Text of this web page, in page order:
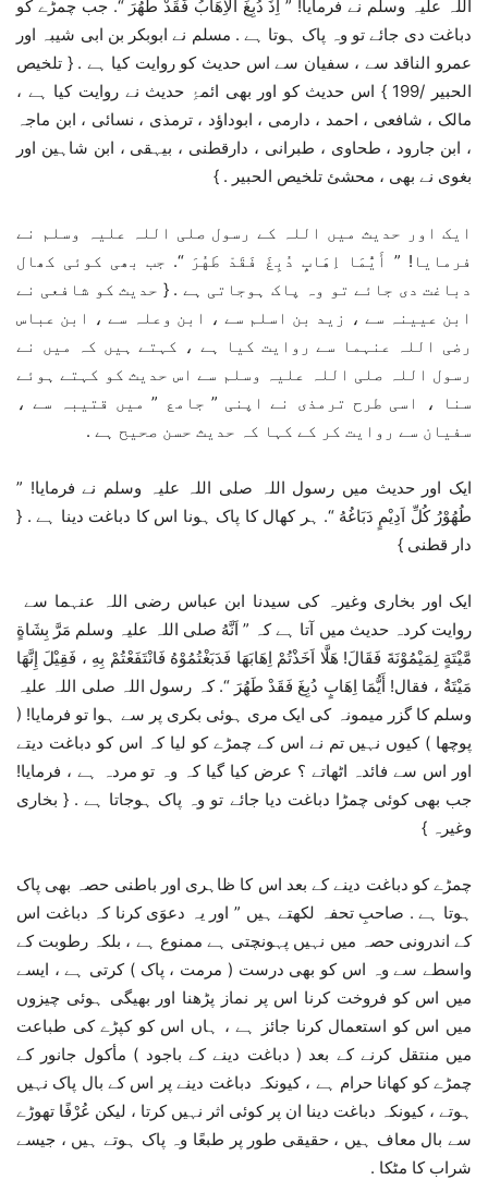
اللہ علیہ وسلم نے فرمایا! ” اِذَ دُبِغَ الْاِهَابُ فَقَدْ طَهُرَ “. جب چمڑے کو
دباغت دی جائے تو وہ پاک ہوتا ہے . مسلم نے ابوبکر بن ابی شیبہ اور
عمرو الناقد سے ، سفیان سے اس حدیث کو روایت کیا ہے . { تلخیص
الحبیر /199 } اس حدیث کو اور بھی ائمۂِ حدیث نے روایت کیا ہے ،
مالک ، شافعی ، احمد ، دارمی ، ابوداؤد ، ترمذی ، نسائی ، ابن ماجہ
، ابن جارود ، طحاوی ، طبرانی ، دارقطنی ، بیہقی ، ابن شاہین اور
بغوی نے بھی ، محشئ تلخیص الحبیر . }
ایک اور حدیث میں اللہ کے رسول صلی اللہ علیہ وسلم نے
فرمایا! ” أَيُّمَا اِهَابٍ دُبِغَ فَقَدْ طَهُرَ “. جب بھی کوئی کھال
دباغت دی جائے تو وہ پاک ہوجاتی ہے . { حدیث کو شافعی نے
ابن عیینہ سے ، زید بن اسلم سے ، ابن وعلہ سے ، ابن عباس
رضی اللہ عنہما سے روایت کیا ہے ، کہتے ہیں کہ میں نے
رسول اللہ صلی اللہ علیہ وسلم سے اس حدیث کو کہتے ہوئے
سنا ، اسی طرح ترمذی نے اپنی ” جامع ” میں قتیبہ سے ،
سفیان سے روایت کر کے کہا کہ حدیث حسن صحیح ہے .
ایک اور حدیث میں رسول اللہ صلی اللہ علیہ وسلم نے فرمایا! ”
طُهُوْرُ كُلِّ اَدِيْمٍ دَبَاغُهُ “. ہر کھال کا پاک ہونا اس کا دباغت دینا ہے . {
دار قطنی }
ایک اور بخاری وغیرہ کی سیدنا ابن عباس رضی اللہ عنہما سے
روایت کردہ حدیث میں آتا ہے کہ ” اَنَّهُ صلی اللہ علیہ وسلم مَرَّ بِشَاةٍ
مَّيْتَةٍ لِمَيْمُوْنَةَ فَقَالَ! هَلَّا اَخَذْتُمْ اِهَابَهَا فَدَبَغْتُمُوْهُ فَانْتَفَعْتُمْ بِهِ ، فَقِيْلَ إِنَّهَا
مَيْتَةٌ ، فقال! أَيُّمَا اِهَابٍ دُبِغَ فَقَدْ طَهُرَ “. کہ رسول اللہ صلی اللہ علیہ
وسلم کا گزر میمونہ کی ایک مری ہوئی بکری پر سے ہوا تو فرمایا! (
پوچھا ) کیوں نہیں تم نے اس کے چمڑے کو لیا کہ اس کو دباغت دیتے
اور اس سے فائدہ اٹھاتے ؟ عرض کیا گیا کہ وہ تو مردہ ہے ، فرمایا!
جب بھی کوئی چمڑا دباغت دیا جائے تو وہ پاک ہوجاتا ہے . { بخاری
وغیرہ }
چمڑے کو دباغت دینے کے بعد اس کا ظاہری اور باطنی حصہ بھی پاک
ہوتا ہے . صاحبِ تحفہ لکھتے ہیں ” اور یہ دعوَى کرنا کہ دباغت اس
کے اندرونی حصہ میں نہیں پہونچتی ہے ممنوع ہے ، بلکہ رطوبت کے
واسطے سے وہ اس کو بھی درست ( مرمت ، پاک ) کرتی ہے ، ایسے
میں اس کو فروخت کرنا اس پر نماز پڑھنا اور بھیگی ہوئی چیزوں
میں اس کو استعمال کرنا جائز ہے ، ہاں اس کو کپڑے کی طباعت
میں منتقل کرنے کے بعد ( دباغت دینے کے باجود ) مأکول جانور کے
چمڑے کو کھانا حرام ہے ، کیونکہ دباغت دینے پر اس کے بال پاک نہیں
ہوتے ، کیونکہ دباغت دینا ان پر کوئی اثر نہیں کرتا ، لیکن عُرْفًا تھوڑے
سے بال معاف ہیں ، حقیقی طور پر طبعًا وہ پاک ہوتے ہیں ، جیسے
شراب کا مٹکا .